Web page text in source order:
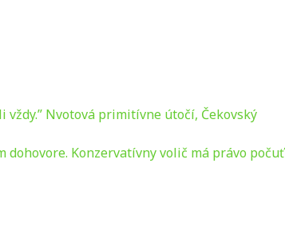
Nvotová primitívne útočí, Čekovský
dohovore. Konzervatívny volič má právo počuť